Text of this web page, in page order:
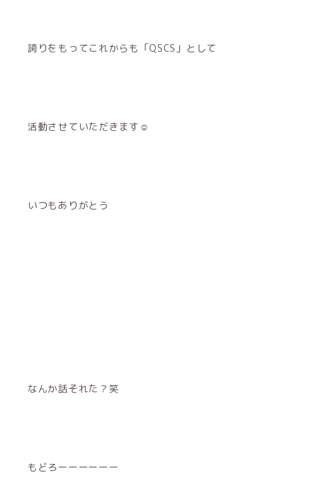
誇りをもってこれからも「QSCS」として
活動させていただきます☺︎
いつもありがとう
なんか話それた？笑
もどろーーーーーー